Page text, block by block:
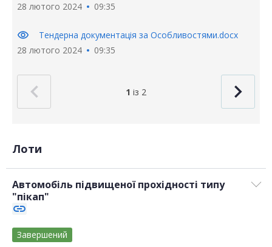
28 лютого 2024
09:35
visibility
Тендерна документація за Особливостями.docx
28 лютого 2024
09:35
1 із 2
Лоти
Автомобіль підвищеної прохідності типу
"пікап"
link
Завершений